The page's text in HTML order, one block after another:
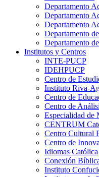
Departamento
Departamento
Departamento
Departamento
Departamento
Institutos y Centros
INTE-PUCP
IDEHPUCP
Centro de
Instituto Riva-
Centro de
Centro de
Especialidad de
CENTRUM
Centro Cultural
Centro de
Idiomas Católica
Conexión
Instituto